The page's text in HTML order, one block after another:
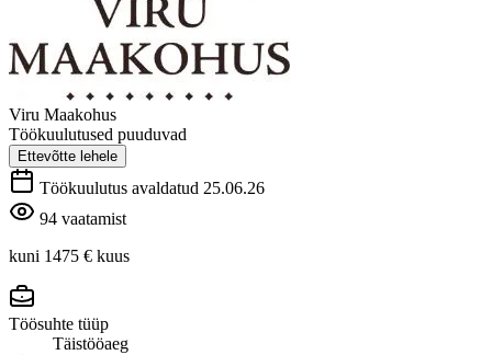
Viru Maakohus
Töökuulutused puuduvad
Ettevõtte lehele
Töökuulutus avaldatud 25.06.26
94 vaatamist
kuni 1475 € kuus
Töösuhte tüüp
Täistööaeg